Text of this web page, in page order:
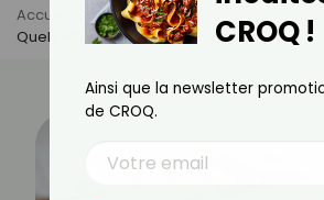
Accueil Actus
Santé
Quels Médicaments Favorisent LaCROQ !
Ainsi que la newsletter
de CROQ.